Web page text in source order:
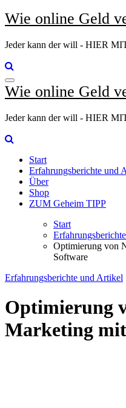
Zum
Inhalt
Wie online Geld
Jeder kann der will - HIER MIT
Wie online Geld
Jeder kann der will - HIER MIT
Start
Erfahrungsberichte und
Über
Shop
ZUM Geheim TIPP
Start
Optimierung von
Software
Erfahrungsberichte und Artikel
Optimierung
Marketing